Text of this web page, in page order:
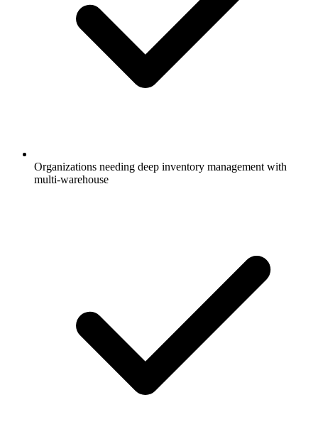
Organizations needing deep inventory management with
multi-warehouse